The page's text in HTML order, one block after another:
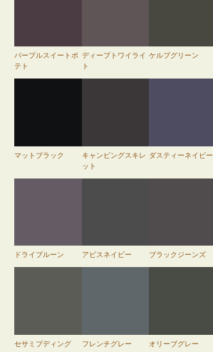
パープルスイートポ
テト
ディープトワイライ
ト
ケルプグリーン
マットブラック
キャンピングスキレ
ット
ダスティーネイビー
ドライプルーン アビスネイビー ブラックジーンズ
セサミプディング フレンチグレー オリーブグレー